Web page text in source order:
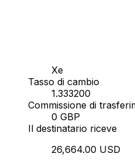
Xe
Tasso di cambio
1.333200
Commissione di
0 GBP
Il destinatario riceve
26,664.00 USD